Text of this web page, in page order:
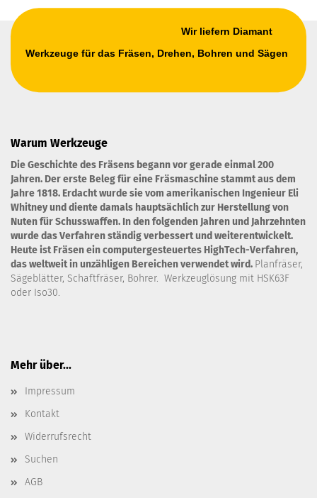
Wir liefern Diamant
Werkzeuge für das Fräsen, Drehen, Bohren und Sägen
Warum Werkzeuge
Die Geschichte des Fräsens begann vor gerade einmal 200
Jahren. Der erste Beleg für eine Fräsmaschine stammt aus dem
Jahre 1818. Erdacht wurde sie vom amerikanischen Ingenieur Eli
Whitney und diente damals hauptsächlich zur Herstellung von
Nuten für Schusswaffen. In den folgenden Jahren und Jahrzehnten
wurde das Verfahren ständig verbessert und weiterentwickelt.
Heute ist Fräsen ein computergesteuertes HighTech-Verfahren,
das weltweit in unzähligen Bereichen verwendet wird. Planfräser,
Sägeblätter, Schaftfräser, Bohrer. Werkzeuglösung mit HSK63F
oder Iso30.
Mehr über...
Impressum
Kontakt
Widerrufsrecht
Suchen
AGB